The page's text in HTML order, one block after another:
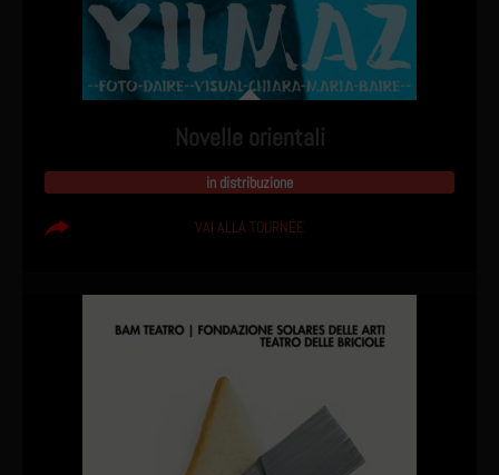
Novelle orientali
in distribuzione
VAI ALLA TOURNÉE